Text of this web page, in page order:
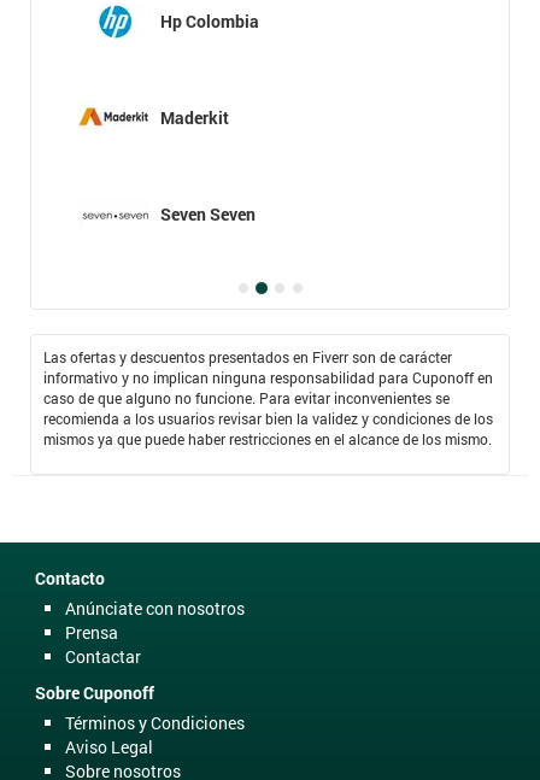
Hp Colombia
Maderkit
Seven Seven
Las ofertas y descuentos presentados en Fiverr son de carácter
informativo y no implican ninguna responsabilidad para Cuponoff en
caso de que alguno no funcione. Para evitar inconvenientes se
recomienda a los usuarios revisar bien la validez y condiciones de los
mismos ya que puede haber restricciones en el alcance de los mismo.
Contacto
Anúnciate con nosotros
Prensa
Contactar
Sobre Cuponoff
Términos y Condiciones
Aviso Legal
Sobre nosotros